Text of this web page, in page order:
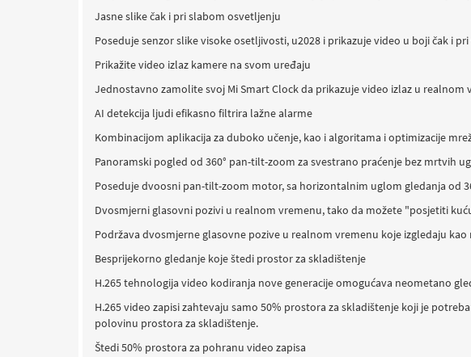
Jasne slike čak i pri slabom osvetljenju
Poseduje senzor slike visoke osetljivosti, u2028 i prikazuje video u boji čak i
Prikažite video izlaz kamere na svom uređaju
Jednostavno zamolite svoj Mi Smart Clock da prikazuje video izlaz u realnom
AI detekcija ljudi efikasno filtrira lažne alarme
Kombinacijom aplikacija za duboko učenje, kao i algoritama i optimizacije
Panoramski pogled od 360° pan-tilt-zoom za svestrano praćenje bez mrtvih
Poseduje dvoosni pan-tilt-zoom motor, sa horizontalnim uglom gledanja od
Dvosmjerni glasovni pozivi u realnom vremenu, tako da možete "posjetiti
Podržava dvosmjerne glasovne pozive u realnom vremenu koje izgledaju
Besprijekorno gledanje koje štedi prostor za skladištenje
H.265 tehnologija video kodiranja nove generacije omogućava neometano
H.265 video zapisi zahtevaju samo 50% prostora za skladištenje koji je
polovinu prostora za skladištenje.
Štedi 50% prostora za pohranu video zapisa